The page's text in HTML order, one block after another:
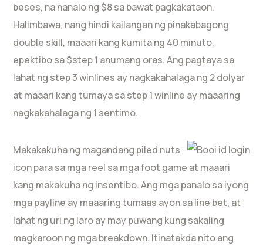
beses, na nanalo ng $8 sa bawat pagkakataon.
Halimbawa, nang hindi kailangan ng pinakabagong
double skill, maaari kang kumita ng 40 minuto,
epektibo sa $step 1 anumang oras. Ang pagtaya sa
lahat ng step 3 winlines ay nagkakahalaga ng 2 dolyar
at maaari kang tumaya sa step 1 winline ay maaaring
nagkakahalaga ng 1 sentimo.
Makakakuha ng magandang piled nuts
icon para sa mga reel sa mga foot game at maaari
kang makakuha ng insentibo. Ang mga panalo sa iyong
mga payline ay maaaring tumaas ayon sa line bet, at
lahat ng uri ng laro ay may puwang kung sakaling
magkaroon ng mga breakdown. Itinatakda nito ang